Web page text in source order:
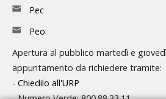
Pec
Peo
Apertura al pubblico martedì e
appuntamento da richiedere tramite:
- Chiedilo all'URP